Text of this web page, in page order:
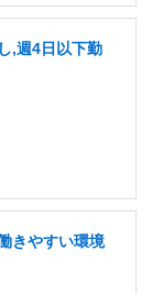
,週4日以下勤
きやすい環境